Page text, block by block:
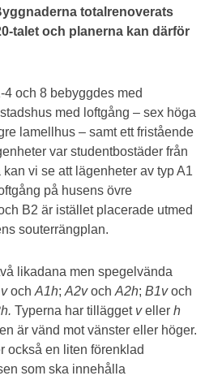
totalrenoverats
talet och planerna kan därför
och 8 bebyggdes med
med loftgång – sex höga
lamellhus – samt ett fristående
var studentbostäder från
vi se att lägenheter av typ A1
på husens övre
B2 är istället placerade utmed
souterrängplan.
likadana men spegelvända
ochA1h;A2vochA2h;B1voch
Typerna har tillägget vellerh
är vänd mot vänster eller höger.
också en liten förenklad
som ska innehålla